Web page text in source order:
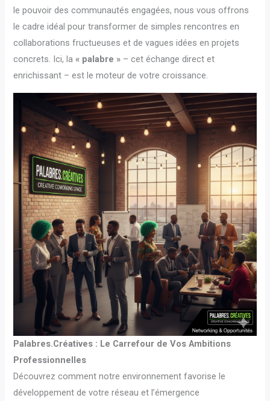
le pouvoir des communautés engagées, nous vous offrons
le cadre idéal pour transformer de simples rencontres en
collaborations fructueuses et de vagues idées en projets
concrets. Ici, la« palabre » – cet échange direct et
enrichissant – est le moteur de votre croissance.
Palabres.Créatives : Le Carrefour de Vos Ambitions
Professionnelles
Découvrez comment notre environnement favorise le
développement de votre réseau et l’émergence